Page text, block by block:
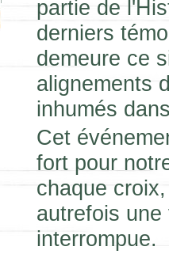
partie de
derniers
demeure ce
alignements
inhumés
Cet
fort pour
chaque
autrefois
interrompue.